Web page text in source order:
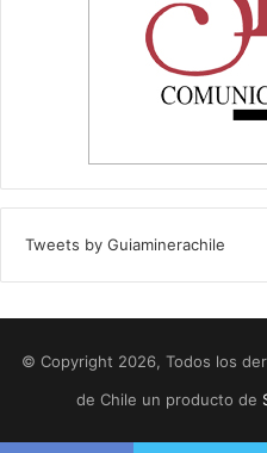
Tweets by Guiaminerachile
© Copyright 2026, Todos los
de Chile un producto de